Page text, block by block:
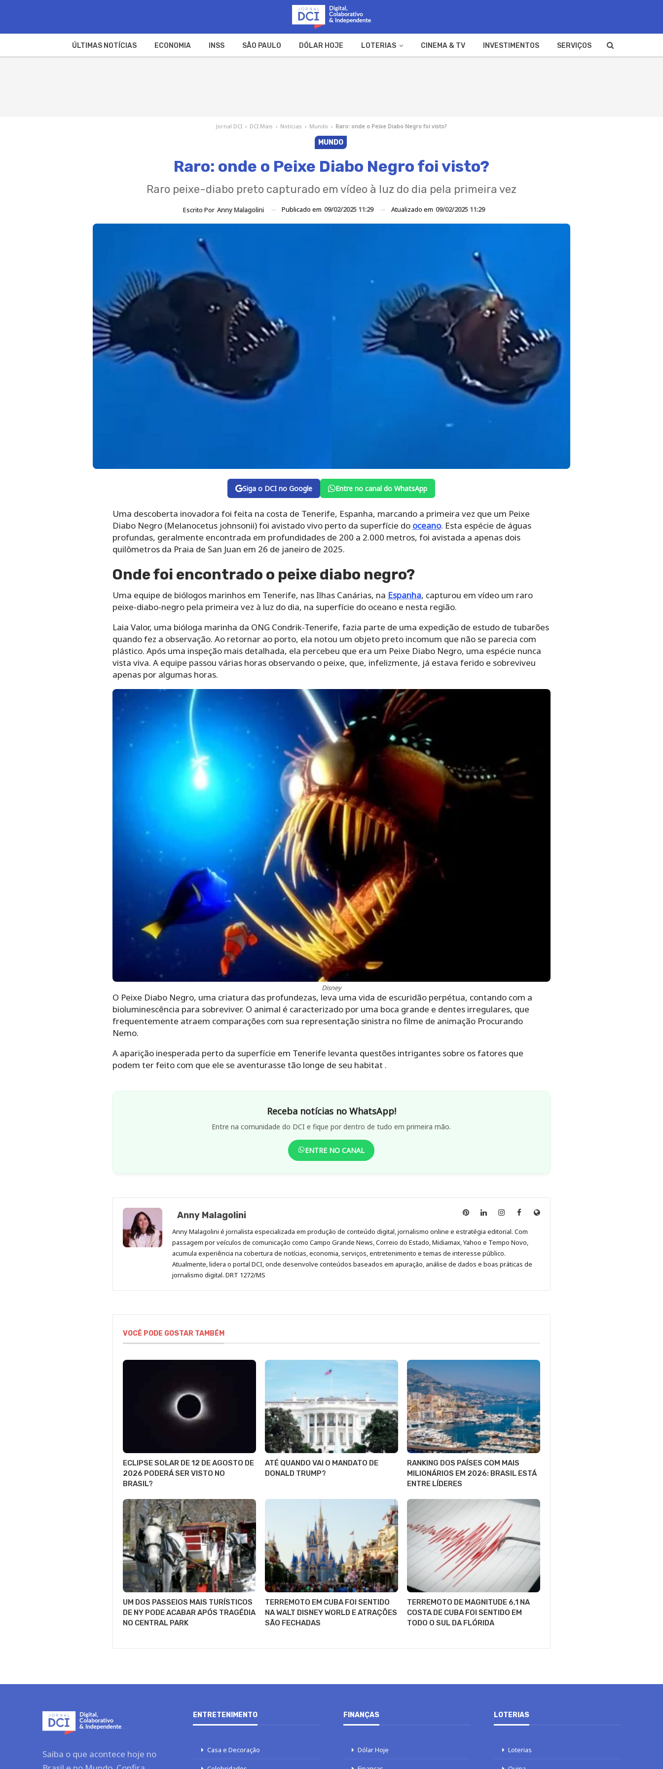
ÚLTIMAS NOTÍCIAS ECONOMIA INSS SÃO PAULO DÓLAR HOJE LOTERIAS CINEMA & TV INVESTIMENTOS SERVIÇOS
Jornal DCI › DCI Mais › Notícias › Mundo › Raro: onde o Peixe Diabo Negro foi visto?
MUNDO
Raro: onde o Peixe Diabo Negro foi visto?
Raro peixe-diabo preto capturado em vídeo à luz do dia pela primeira vez
Escrito Por Anny Malagolini Publicado em 09/02/2025 11:29 Atualizado em 09/02/2025 11:29
Siga o DCI no Google Entre no canal do WhatsApp
Uma descoberta inovadora foi feita na costa de Tenerife, Espanha, marcando a primeira vez que um Peixe
Diabo Negro (Melanocetus johnsonii) foi avistado vivo perto da superfície do oceano. Esta espécie de águas
profundas, geralmente encontrada em profundidades de 200 a 2.000 metros, foi avistada a apenas dois
quilômetros da Praia de San Juan em 26 de janeiro de 2025.
Onde foi encontrado o peixe diabo negro?
Uma equipe de biólogos marinhos em Tenerife, nas Ilhas Canárias, na Espanha, capturou em vídeo um raro
peixe-diabo-negro pela primeira vez à luz do dia, na superfície do oceano e nesta região.
Laia Valor, uma bióloga marinha da ONG Condrik-Tenerife, fazia parte de uma expedição de estudo de tubarões
quando fez a observação. Ao retornar ao porto, ela notou um objeto preto incomum que não se parecia com
plástico. Após uma inspeção mais detalhada, ela percebeu que era um Peixe Diabo Negro, uma espécie nunca
vista viva. A equipe passou várias horas observando o peixe, que, infelizmente, já estava ferido e sobreviveu
apenas por algumas horas.
Disney
O Peixe Diabo Negro, uma criatura das profundezas, leva uma vida de escuridão perpétua, contando com a
bioluminescência para sobreviver. O animal é caracterizado por uma boca grande e dentes irregulares, que
frequentemente atraem comparações com sua representação sinistra no filme de animação Procurando
Nemo.
A aparição inesperada perto da superfície em Tenerife levanta questões intrigantes sobre os fatores que
podem ter feito com que ele se aventurasse tão longe de seu habitat .
Receba notícias no WhatsApp!
Entre na comunidade do DCI e fique por dentro de tudo em primeira mão.
ENTRE NO CANAL
Anny Malagolini
Anny
no
Pinterest
Anny
no
LinkedIn
Anny
no
Instagram
Anny
no
Facebook
Site
Anny Malagolini é jornalista especializada em produção de conteúdo digital, jornalismo online e estratégia editorial. Com
passagem por veículos de comunicação como Campo Grande News, Correio do Estado, Midiamax, Yahoo e Tempo Novo,
acumula experiência na cobertura de notícias, economia, serviços, entretenimento e temas de interesse público.
Atualmente, lidera o portal DCI, onde desenvolve conteúdos baseados em apuração, análise de dados e boas práticas de
jornalismo digital. DRT 1272/MS
VOCÊ PODE GOSTAR TAMBÉM
ECLIPSE SOLAR DE 12 DE AGOSTO DE
2026 PODERÁ SER VISTO NO
BRASIL?
ATÉ QUANDO VAI O MANDATO DE
DONALD TRUMP?
RANKING DOS PAÍSES COM MAIS
MILIONÁRIOS EM 2026: BRASIL ESTÁ
ENTRE LÍDERES
UM DOS PASSEIOS MAIS TURÍSTICOS
DE NY PODE ACABAR APÓS TRAGÉDIA
NO CENTRAL PARK
TERREMOTO EM CUBA FOI SENTIDO
NA WALT DISNEY WORLD E ATRAÇÕES
SÃO FECHADAS
TERREMOTO DE MAGNITUDE 6,1 NA
COSTA DE CUBA FOI SENTIDO EM
TODO O SUL DA FLÓRIDA
Saiba o que acontece hoje no
ENTRETENIMENTO
Casa e Decoração
FINANÇAS
Dólar Hoje
LOTERIAS
Loterias